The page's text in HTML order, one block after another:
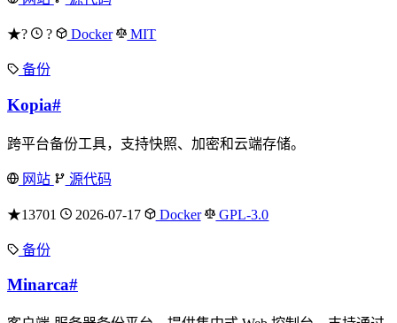
★? ? Docker MIT
备份
Kopia#
跨平台备份工具，支持快照、加密和云端存储。
网站 源代码
★13701 2026-07-17 Docker GPL-3.0
备份
Minarca#